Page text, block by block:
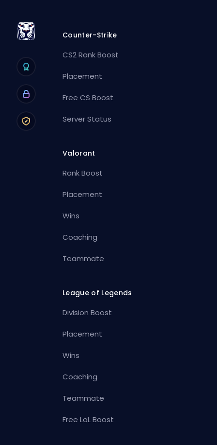
Counter-Strike
CS2 Rank Boost
Placement
Free CS Boost
Server Status
Valorant
Rank Boost
Placement
Wins
Coaching
Teammate
League of Legends
Division Boost
Placement
Wins
Coaching
Teammate
Free LoL Boost